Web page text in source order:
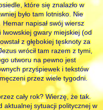
które się znalazło w
było tam lotnisko. Nie
Hemar napisał swój wiersz
lwowskiej gwary miejskiej (od
z głębokiej tęsknoty za
wrócił tam razem z tymi,
utworu na pewno jest
przyśpiewek i tekstów
przez wiele tygodni.
cały rok? Wierzę, że tak.
aktualnej sytuacji politycznej w